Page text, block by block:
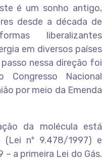
é um sonho antigo,
desde a década de
liberalizantes
em diversos países
nessa direção foi
Nacional
por meio da Emenda
da molécula está
nº 9.478/1997) e
– a primeira Lei do Gás.